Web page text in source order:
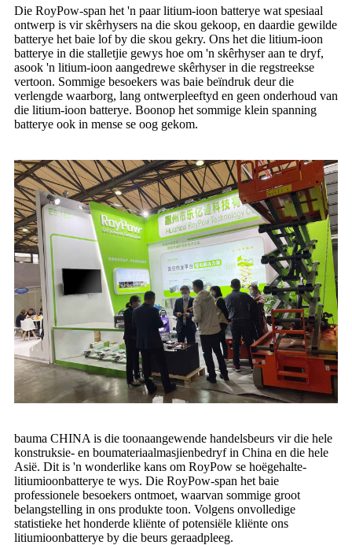
Die RoyPow-span het 'n paar litium-ioon batterye wat spesiaal
ontwerp is vir skêrhysers na die skou gekoop, en daardie gewilde
batterye het baie lof by die skou gekry. Ons het die litium-ioon
batterye in die stalletjie gewys hoe om 'n skêrhyser aan te dryf,
asook 'n litium-ioon aangedrewe skêrhyser in die regstreekse
vertoon. Sommige besoekers was baie beïndruk deur die
verlengde waarborg, lang ontwerpleeftyd en geen onderhoud van
die litium-ioon batterye. Boonop het sommige klein spanning
batterye ook in mense se oog gekom.
bauma CHINA is die toonaangewende handelsbeurs vir die hele
konstruksie- en boumateriaalmasjienbedryf in China en die hele
Asië. Dit is 'n wonderlike kans om RoyPow se hoëgehalte-
litiumioonbatterye te wys. Die RoyPow-span het baie
professionele besoekers ontmoet, waarvan sommige groot
belangstelling in ons produkte toon. Volgens onvolledige
statistieke het honderde kliënte of potensiële kliënte ons
litiumioonbatterye by die beurs geraadpleeg.